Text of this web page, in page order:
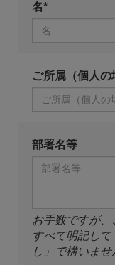
名*
ご所属（個人
部署名等
お手数ですが
すべて明記し
し」で構いませ